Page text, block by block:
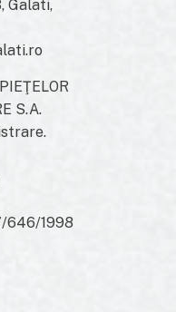
Galati,
S.A.
646/1998